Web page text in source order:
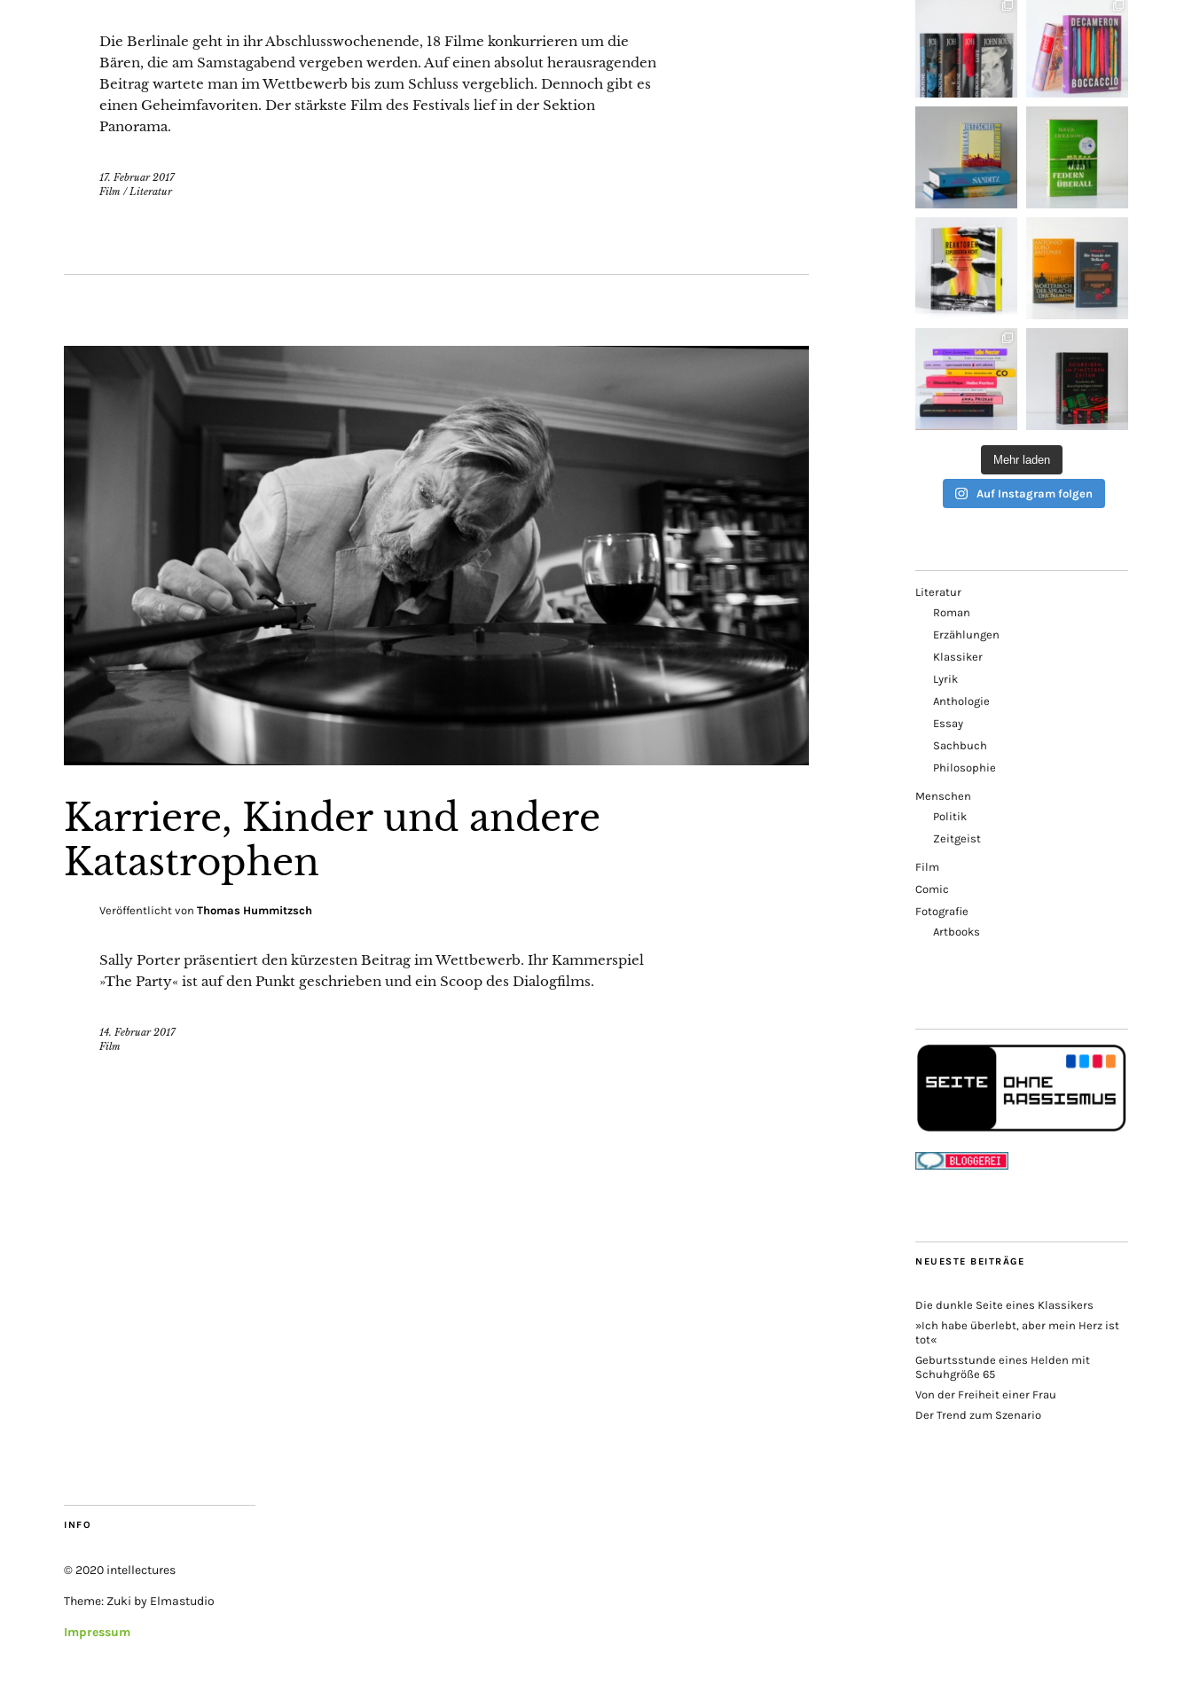
Die Berlinale geht in ihr Abschlusswochenende, 18 Filme konkurrieren um die
Bären, die am Samstagabend vergeben werden. Auf einen absolut herausragenden
Beitrag wartete man im Wettbewerb bis zum Schluss vergeblich. Dennoch gibt es
einen Geheimfavoriten. Der stärkste Film des Festivals lief in der Sektion
Panorama.
17. Februar 2017
Film /Literatur
Karriere, Kinder und andere
Katastrophen
Veröffentlicht von Thomas Hummitzsch
Sally Porter präsentiert den kürzesten Beitrag im Wettbewerb. Ihr Kammerspiel
»The Party« ist auf den Punkt geschrieben und ein Scoop des Dialogfilms.
14. Februar 2017
Film
Mehr laden
Auf Instagram folgen
Literatur
Roman
Erzählungen
Klassiker
Lyrik
Anthologie
Essay
Sachbuch
Philosophie
Menschen
Politik
Zeitgeist
Film
Comic
Fotografie
Artbooks
NEUESTE BEITRÄGE
Die dunkle Seite eines Klassikers
»Ich habe überlebt, aber mein Herz ist
tot«
Geburtsstunde eines Helden mit
Schuhgröße 65
Von der Freiheit einer Frau
Der Trend zum Szenario
INFO
© 2020 intellectures
Theme: Zuki by Elmastudio
Impressum